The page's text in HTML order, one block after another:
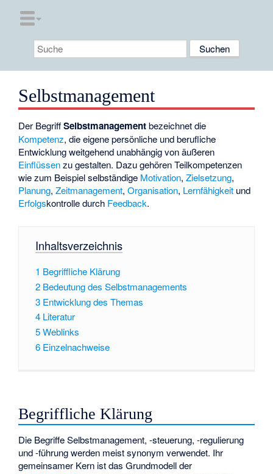
Selbstmanagement
Der BegriffSelbstmanagementbezeichnet die
Kompetenz, die eigene persönliche und berufliche
Entwicklung weitgehend unabhängig von äußeren
Einflüssenzu gestalten. Dazu gehören Teilkompetenzen
wie zum Beispiel selbständige Motivation,Zielsetzung,
Planung,Zeitmanagement,Organisation, Lernfähigkeit und
Erfolgs­kontrolle durch Feedback.
Inhaltsverzeichnis
1 Begriffliche Klärung
2 Bedeutung des Selbstmanagements
3 Entwicklung des Themas
4 Literatur
5Weblinks
6 Einzelnachweise
Begriffliche Klärung
Die Begriffe Selbstmanagement, -steuerung, -regulierung
und -führung werden meist synonym verwendet. Ihr
gemeinsamer Kern ist das Grundmodell der